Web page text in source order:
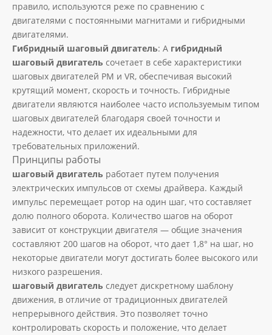
правило, используются реже по сравнению с
двигателями с постоянными магнитами и гибридными
двигателями.
Гибридный шаговый двигатель: А гибридный
шаговый двигатель сочетает в себе характеристики
шаговых двигателей PM и VR, обеспечивая высокий
крутящий момент, скорость и точность. Гибридные
двигатели являются наиболее часто используемым типом
шаговых двигателей благодаря своей точности и
надежности, что делает их идеальными для
требовательных приложений.
Принципы работы
шаговый двигатель работает путем получения
электрических импульсов от схемы драйвера. Каждый
импульс перемещает ротор на один шаг, что составляет
долю полного оборота. Количество шагов на оборот
зависит от конструкции двигателя — общие значения
составляют 200 шагов на оборот, что дает 1,8° на шаг, но
некоторые двигатели могут достигать более высокого или
низкого разрешения.
шаговый двигатель следует дискретному шаблону
движения, в отличие от традиционных двигателей
непрерывного действия. Это позволяет точно
контролировать скорость и положение, что делает